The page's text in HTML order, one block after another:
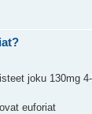
joku 130mg 4-
euforiat